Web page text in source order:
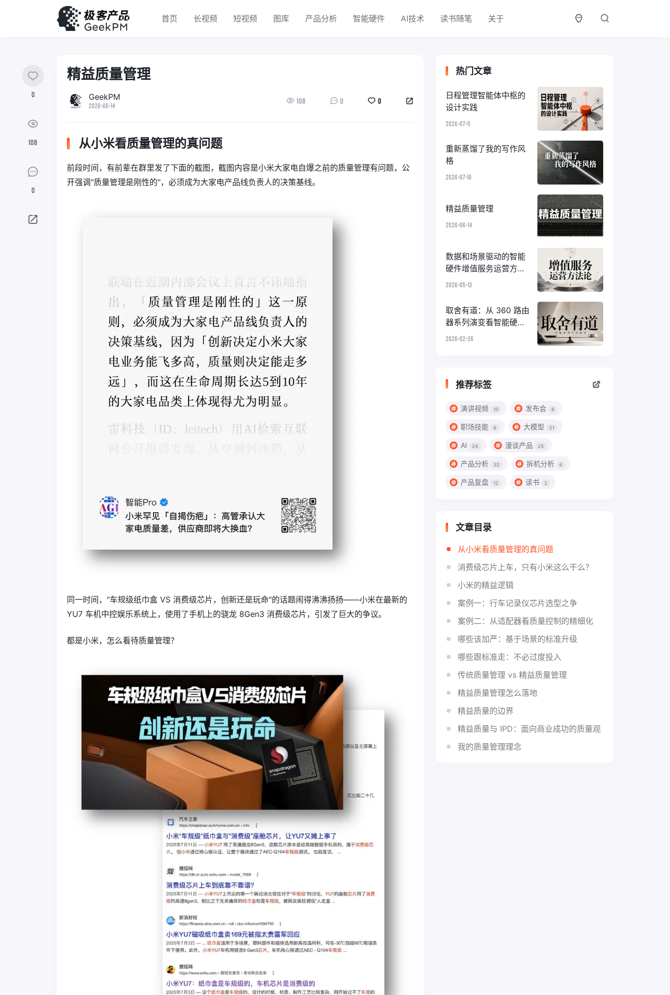
首页 长视频 短视频 图库 产品分析 智能硬件 AI技术 读书随笔 关于
0
108
0
精益质量管理
GeekPM
2026-06-14
108 0 0
从小米看质量管理的真问题
前段时间，有前辈在群里发了下面的截图，截图内容是小米大家电自爆之前的质量管理有问题，公
开强调"质量管理是刚性的"，必须成为大家电产品线负责人的决策基线。
同一时间，"车规级纸巾盒 VS 消费级芯片，创新还是玩命"的话题闹得沸沸扬扬——小米在最新的
YU7 车机中控娱乐系统上，使用了手机上的骁龙 8Gen3 消费级芯片，引发了巨大的争议。
都是小米，怎么看待质量管理？
热门文章
日程管理智能体中枢的
设计实践
2026-07-11
重新蒸馏了我的写作风
格
2026-07-10
精益质量管理
2026-06-14
数据和场景驱动的智能
硬件增值服务运营方法
论
2026-05-13
取舍有道：从 360 路由
器系列演变看智能硬件
的 ID 设计
2026-02-26
推荐标签
演讲视频 10 发布会 8
职场技能 6 大模型 21
AI 24 漫谈产品 25
产品分析 32 拆机分析 6
产品复盘 12 读书 2
文章目录
从小米看质量管理的真问题
消费级芯片上车，只有小米这么干么？
小米的精益逻辑
案例一：行车记录仪芯片选型之争
案例二：从适配器看质量控制的精细化
哪些该加严：基于场景的标准升级
哪些跟标准走：不必过度投入
传统质量管理 vs 精益质量管理
精益质量管理怎么落地
精益质量的边界
精益质量与 IPD：面向商业成功的质量观
我的质量管理理念